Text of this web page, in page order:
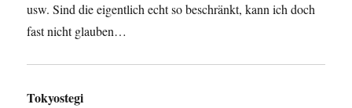
usw. Sind die eigentlich echt so beschränkt, kann ich doch
fast nicht glauben…
Tokyostegi